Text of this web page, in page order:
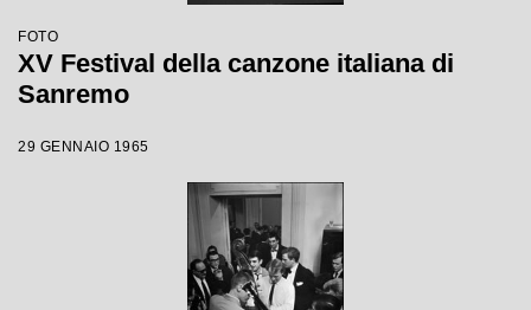
FOTO
XV Festival della canzone italiana di
Sanremo
29 GENNAIO 1965